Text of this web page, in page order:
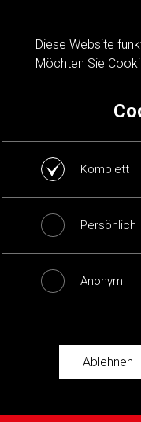
Cookie
Diese Website
Möchten Sie
Komplett
Persönlich
Anonym
Ablehnen